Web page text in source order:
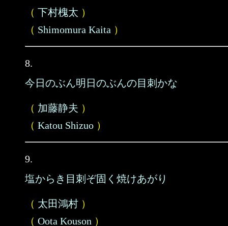
（ 下村槐太 ）
（ Shimomura Kaita ）
8.
今日のぶん明日のぶんの目刺かな
（ 加藤静夫 ）
（ Katou Shizuo ）
9.
塩からき目刺ぞ固く焼けあがり
（ 太田鴻村 ）
（ Oota Kouson ）